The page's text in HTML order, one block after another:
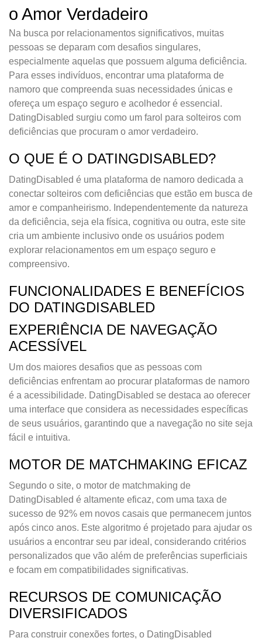
o Amor Verdadeiro
Na busca por relacionamentos significativos, muitas
pessoas se deparam com desafios singulares,
especialmente aquelas que possuem alguma deficiência.
Para esses indivíduos, encontrar uma plataforma de
namoro que compreenda suas necessidades únicas e
ofereça um espaço seguro e acolhedor é essencial.
DatingDisabled surgiu como um farol para solteiros com
deficiências que procuram o amor verdadeiro.
O QUE É O DATINGDISABLED?
DatingDisabled é uma plataforma de namoro dedicada a
conectar solteiros com deficiências que estão em busca de
amor e companheirismo. Independentemente da natureza
da deficiência, seja ela física, cognitiva ou outra, este site
cria um ambiente inclusivo onde os usuários podem
explorar relacionamentos em um espaço seguro e
compreensivo.
FUNCIONALIDADES E BENEFÍCIOS
DO DATINGDISABLED
EXPERIÊNCIA DE NAVEGAÇÃO
ACESSÍVEL
Um dos maiores desafios que as pessoas com
deficiências enfrentam ao procurar plataformas de namoro
é a acessibilidade. DatingDisabled se destaca ao oferecer
uma interface que considera as necessidades específicas
de seus usuários, garantindo que a navegação no site seja
fácil e intuitiva.
MOTOR DE MATCHMAKING EFICAZ
Segundo o site, o motor de matchmaking de
DatingDisabled é altamente eficaz, com uma taxa de
sucesso de 92% em novos casais que permanecem juntos
após cinco anos. Este algoritmo é projetado para ajudar os
usuários a encontrar seu par ideal, considerando critérios
personalizados que vão além de preferências superficiais
e focam em compatibilidades significativas.
RECURSOS DE COMUNICAÇÃO
DIVERSIFICADOS
Para construir conexões fortes, o DatingDisabled